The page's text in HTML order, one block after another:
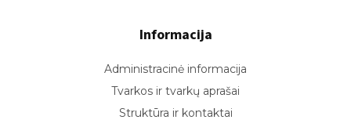
Informacija
Administracinė informacija
Tvarkos ir tvarkų aprašai
Struktūra ir kontaktai